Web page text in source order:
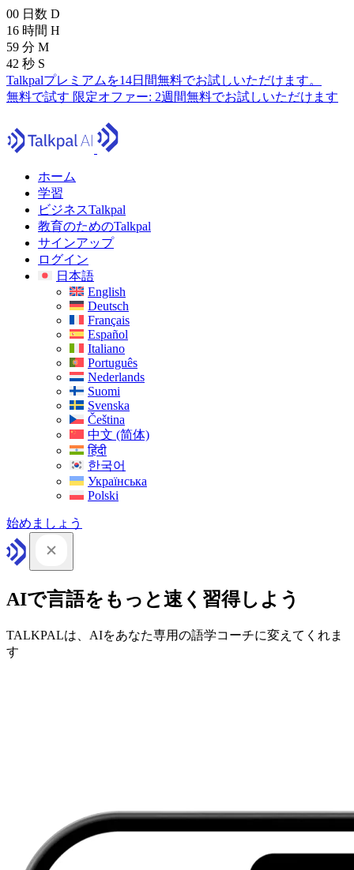
00 日数 D
16 時間 H
59 分 M
41 秒 S
Talkpalプレミアムを14日間無料でお試しいただけます。
無料で試す 限定オファー: 2週間無料でお試しいただけます
ホーム
学習
ビジネスTalkpal
教育のためのTalkpal
サインアップ
ログイン
日本語
English
Deutsch
Français
Español
Italiano
Português
Nederlands
Suomi
Svenska
Čeština
中文 (简体)
हिंदी
한국어
Українська
Polski
始めましょう
AIで言語をもっと速く習得しよう
TALKPALは、AIをあなた専用の語学コーチに変えてくれま
す